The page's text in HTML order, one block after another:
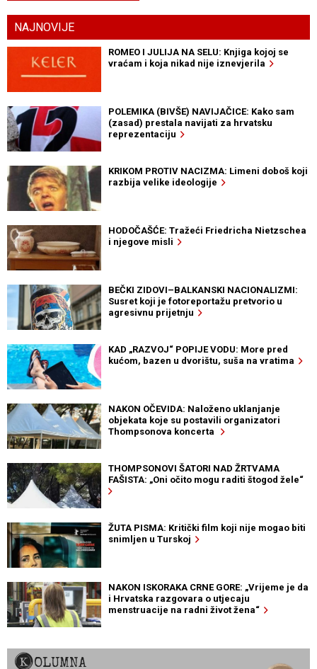
NAJNOVIJE
ROMEO I JULIJA NA SELU: Knjiga kojoj se
vraćam i koja nikad nije iznevjerila
POLEMIKA (BIVŠE) NAVIJAČICE: Kako sam
(zasad) prestala navijati za hrvatsku
reprezentaciju
KRIKOM PROTIV NACIZMA: Limeni doboš koji
razbija velike ideologije
HODOČAŠĆE: Tražeći Friedricha Nietzschea
i njegove misli
BEČKI ZIDOVI–BALKANSKI NACIONALIZMI:
Susret koji je fotoreportažu pretvorio u
agresivnu prijetnju
KAD „RAZVOJ“ POPIJE VODU: More pred
kućom, bazen u dvorištu, suša na vratima
NAKON OČEVIDA: Naloženo uklanjanje
objekata koje su postavili organizatori
Thompsonova koncerta
THOMPSONOVI ŠATORI NAD ŽRTVAMA
FAŠISTA: „Oni očito mogu raditi štogod žele“
ŽUTA PISMA: Kritički film koji nije mogao biti
snimljen u Turskoj
NAKON ISKORAKA CRNE GORE: „Vrijeme je da
i Hrvatska razgovara o utjecaju
menstruacije na radni život žena“
KOLUMNA